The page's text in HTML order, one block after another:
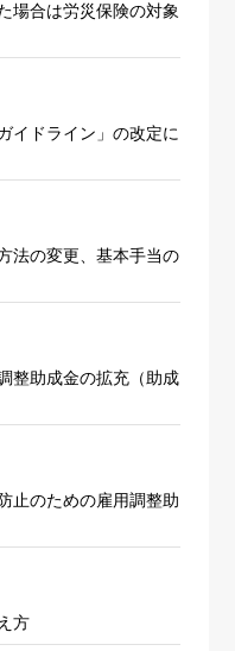
場合は労災保険の対象
イドライン」の改定に
法の変更、基本手当の
整助成金の拡充（助成
止のための雇用調整助
方